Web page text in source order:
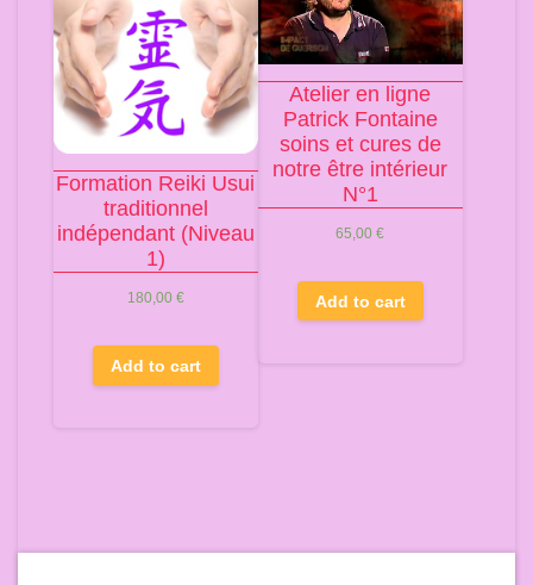
Formation Reiki Usui
traditionnel
indépendant (Niveau
1)
180,00 €
Add to cart
Atelier en ligne
Patrick Fontaine
soins et cures de
notre être intérieur
N°1
65,00€
Add to cart